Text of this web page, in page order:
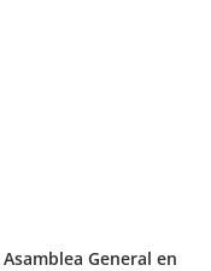
General en